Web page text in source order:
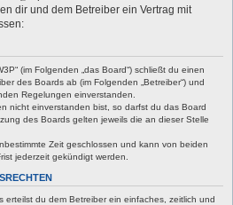
dir und dem Betreiber ein Vertrag mit
(im Folgenden „das Board“) schließt du einen
des Boards ab (im Folgenden „Betreiber“) und
Regelungen einverstanden.
nicht einverstanden bist, so darfst du das Board
des Boards gelten jeweils die an dieser Stelle
Zeit geschlossen und kann von beiden
jederzeit gekündigt werden.
erteilst du dem Betreiber ein einfaches, zeitlich und